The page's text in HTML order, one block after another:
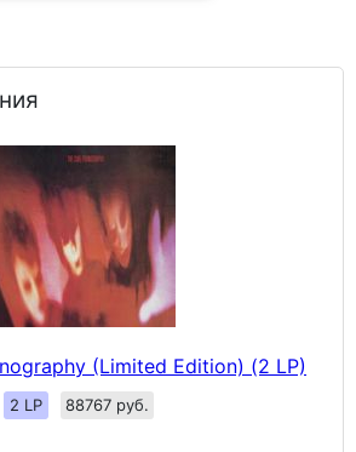
(Limited Edition) (2 LP)
2 LP 88767 руб.